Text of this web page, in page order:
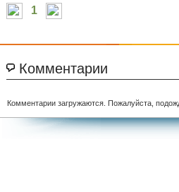
1
Комментарии
Комментарии загружаются. Пожалуйста,